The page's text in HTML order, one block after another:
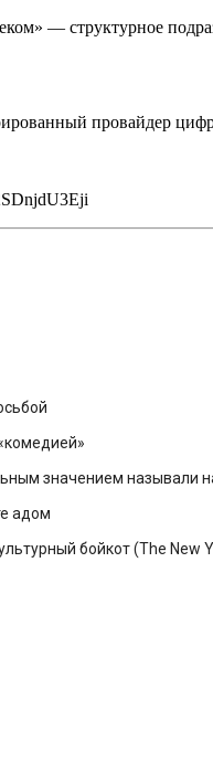
— структурное
провайдер
значением называли
адом
бойкот (The New